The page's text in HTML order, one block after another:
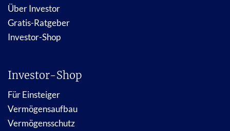
Über Investor
Gratis-Ratgeber
Investor-Shop
Investor-Shop
Für Einsteiger
Vermögensaufbau
Vermögensschutz